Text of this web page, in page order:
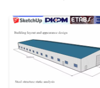
Controle de Qualidade
Contacte-nos
Notícias